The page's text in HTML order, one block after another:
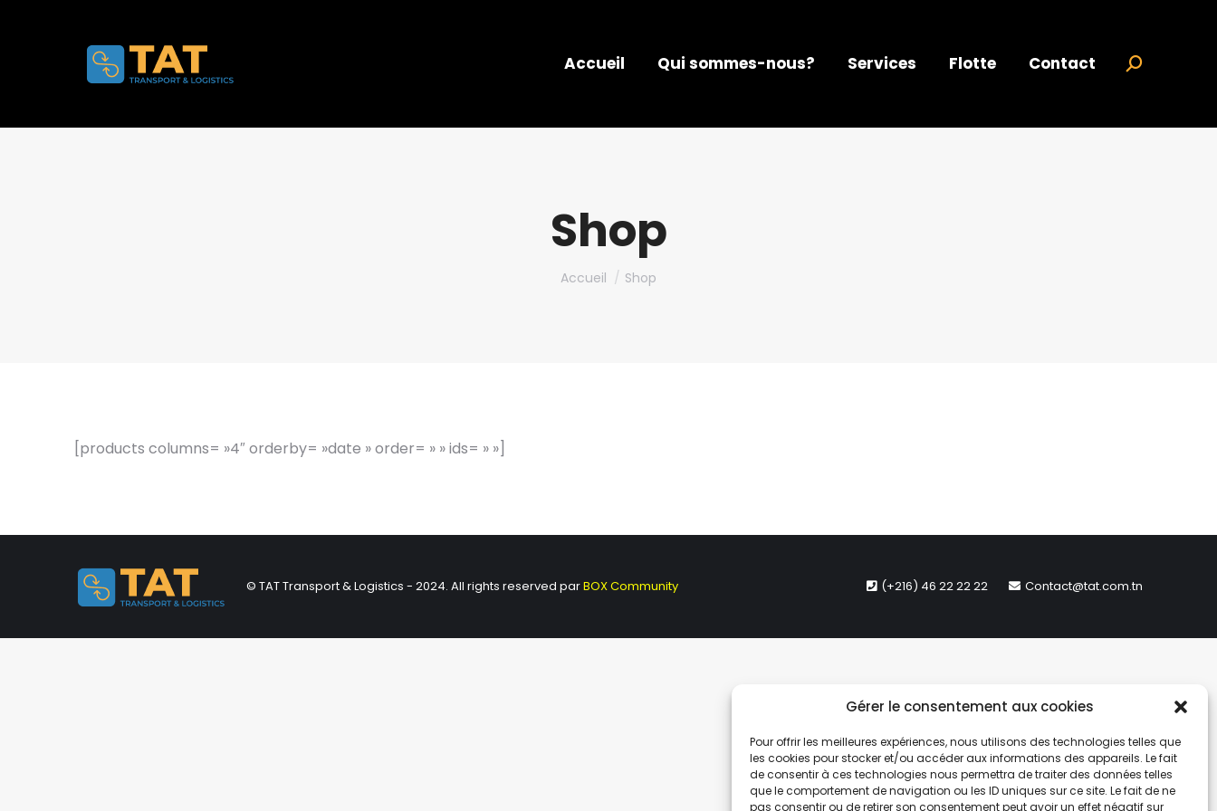
Gérer le consentement aux cookies
Pour offrir les meilleures expériences, nous utilisons des technologies telles que
les cookies pour stocker et/ou accéder aux informations des appareils. Le fait
de consentir à ces technologies nous permettra de traiter des données telles
que le comportement de navigation ou les ID uniques sur ce site. Le fait de ne
pas consentir ou de retirer son consentement peut avoir un effet négatif sur
Accueil Qui sommes-nous? Services Flotte Contact Search:
Shop
Vous êtes ici :
Accueil Shop
[products columns= »4″ orderby= »date » order= » » ids= » »]
© TAT Transport & Logistics - 2024. All rights reserved parBOX Community (+216) 46 22 22 22 Contact@tat.com.tn